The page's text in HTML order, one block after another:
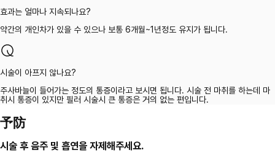
효과는 얼마나 지속되나요?
약간의 개인차가 있을 수 있으나 보통 6개월~1년정도 유지가 됩니다.
시술이 아프지 않나요?
주사바늘이 들어가는 정도의 통증이라고 보시면 됩니다. 시술 전 마취를 하는데 마
취시 통증이 있지만 필러 시술시 큰 통증은 거의 없는 편입니다.
予防
시술 후 음주 및 흡연을 자제해주세요.